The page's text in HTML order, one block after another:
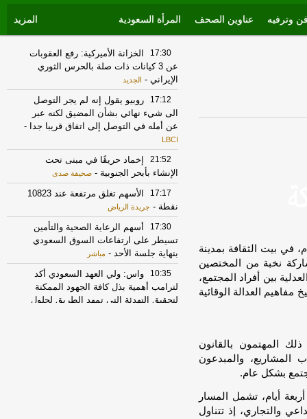
وترفيه عناوين الصحف المرأة السعودية المزيد
تنظم مراكز ناجز خلال الفترة من 22 إلى 25 يونيو 2026م، في بيت الثقافة بمدينة
نخبة من المختصين
بين أفراد المجتمع،
العدالة الوقائية
المهتمون بالقانون
المشاريع، والمبدعون
بشكل عام.
أيام، تشمل المسار
والتجاري، إذ تتناول
17:30
الخزانة الأميركية: رفع العقوبات
عن 3 كيانات ذات صلة بالحرس الثوري
الإيراني - الجديد
17:12
روبيو يقول إنه لم يجر التوصل
الى شيء نهائي بشأن المضيق لكنه عبر
عن أمله في التوصل إلى اتفاق قريبا جدا -
LBCI
21:52
إخماد حريقًا في مبنى تحت
الإنشاء بأبحر الجنوبية - صحيفة صدى
17:17
الأسهم تغلق مرتفعة عند 10823
نقطة - جريدة الرياض
17:30
أسهم الرعاية الصحية والتأمين
تسيطر على ارتفاعات السوق السعودي
بنهاية جلسة الأحد - مباشر
10:35
واس: ولي العهد السعودي أكد
لترامب أهمية بذل كافة الجهود الممكنة
لتحقيق التهدئة التي تمهد الطريق لحلول